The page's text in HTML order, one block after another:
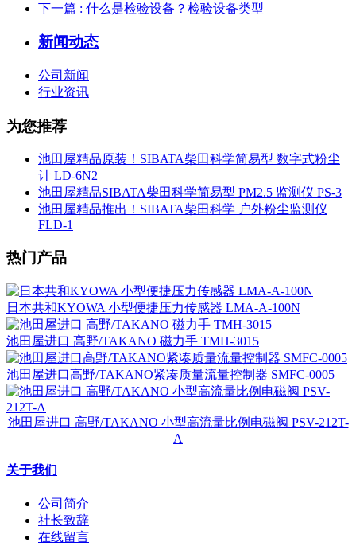
下一篇 : 什么是检验设备？检验设备类型
新闻动态
公司新闻
行业资讯
为您推荐
池田屋精品原装！SIBATA柴田科学简易型 数字式粉尘
计 LD-6N2
池田屋精品SIBATA柴田科学简易型 PM2.5 监测仪 PS-3
池田屋精品推出！SIBATA柴田科学 户外粉尘监测仪
FLD-1
热门产品
日本共和KYOWA 小型便捷压力传感器 LMA-A-100N
池田屋进口 高野/TAKANO 磁力手 TMH-3015
池田屋进口高野/TAKANO紧凑质量流量控制器 SMFC-0005
池田屋进口 高野/TAKANO 小型高流量比例电磁阀 PSV-212T-
A
关于我们
公司简介
社长致辞
在线留言